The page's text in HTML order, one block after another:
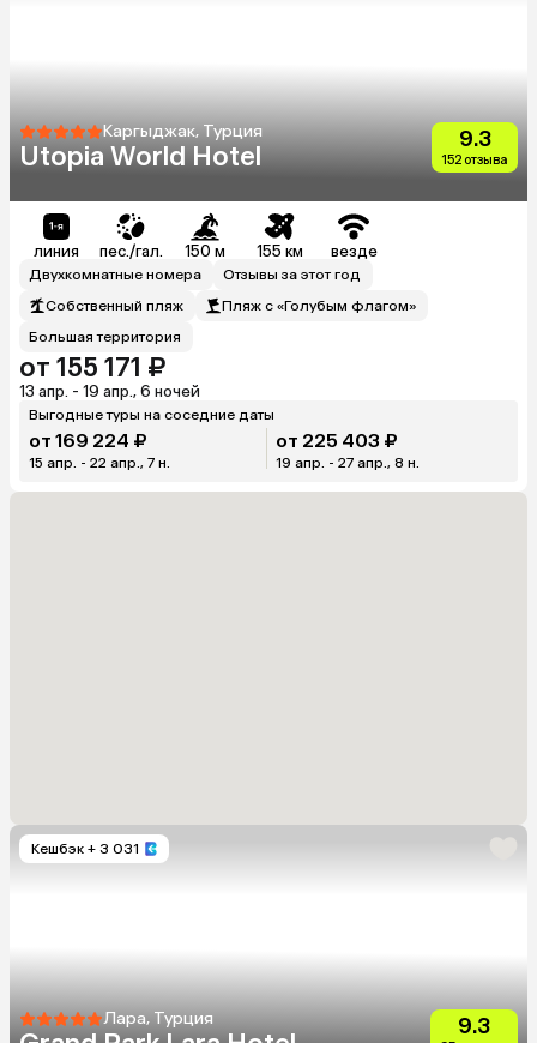
Каргыджак, Турция
Utopia World Hotel
9.3
152 отзыва
линия пес./гал. 150 м 155 км везде
Двухкомнатные номера
Отзывы за этот год
Собственный пляж
Пляж с «Голубым флагом»
Большая территория
от 155 171 ₽
13 апр. - 19 апр., 6 ночей
Выгодные туры на соседние даты
от 169 224 ₽
15 апр. - 22 апр., 7 н.
от 225 403 ₽
19 апр. - 27 апр., 8 н.
Кешбэк + 3 031
Лара, Турция 9.3